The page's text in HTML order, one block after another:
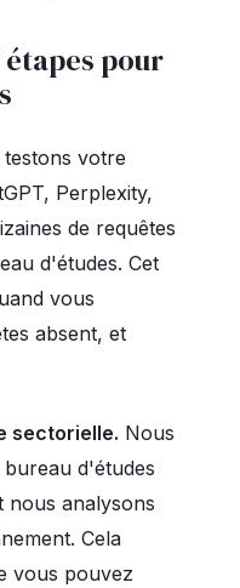
pour
votre
Perplexity,
de requêtes
d'études. Cet
vous
absent, et
sectorielle. Nous
d'études
nous analysons
Cela
vous pouvez